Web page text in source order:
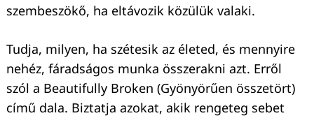
szembeszökő, ha eltávozik közülük valaki.
Tudja, milyen, ha szétesik az életed, és mennyire
nehéz, fáradságos munka összerakni azt. Erről
szól a Beautifully Broken (Gyönyörűen összetört)
című dala. Biztatja azokat, akik rengeteg sebet